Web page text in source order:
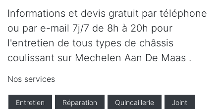
Informations et devis gratuit par téléphone
ou par e-mail 7j/7 de 8h à 20h pour
l'entretien de tous types de châssis
coulissant sur Mechelen Aan De Maas .
Nos services
Entretien Réparation Quincaillerie Joint